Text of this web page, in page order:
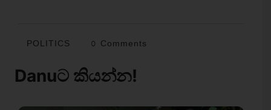
POLITICS 0 Comments